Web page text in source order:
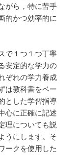
がら，特に苦手
的かつ効率的に
で１つ１つ丁寧
安定的な学力の
ぞれの学力養成
は教科書をベー
とした学習指導
心に正確に記述
理についても説
うにします。そ
ークを使用した